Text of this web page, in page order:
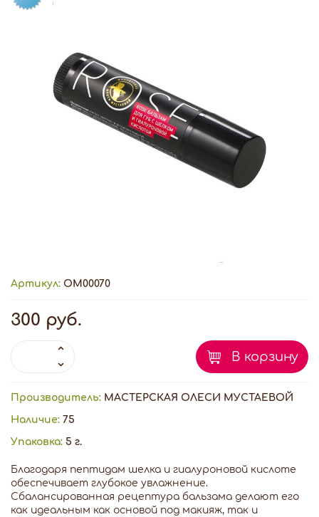
Артикул: ОМ00070
300 руб.
В корзину
Производитель: МАСТЕРСКАЯ ОЛЕСИ МУСТАЕВОЙ
Наличие: 75
Упаковка: 5 г.
Благодаря пептидам шелка и гиалуроновой кислоте
обеспечивает глубокое увлажнение.
Сбалансированная рецептура бальзама делают его
как идеальным как основой под макияж, так и